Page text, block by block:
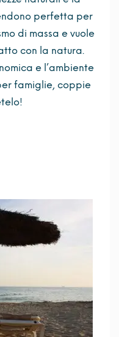
perfetta per
di massa e vuole
con la natura.
e l’ambiente
famiglie, coppie